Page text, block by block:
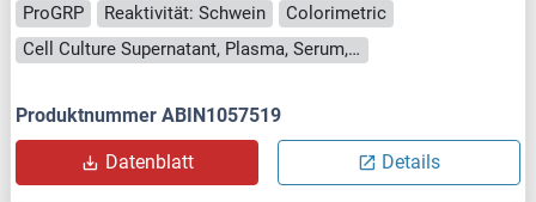
ProGRP Reaktivität: Schwein
Colorimetric
Cell Culture Supernatant, Plasma, Serum, Tissue Homogenate
Produktnummer ABIN1057519
Datenblatt Details